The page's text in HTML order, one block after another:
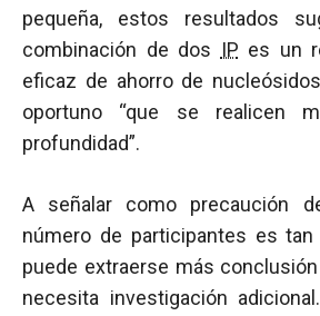
pequeña, estos resultados
combinación de dos IP es un
eficaz de ahorro de
oportuno “que se realicen
profundidad”.
A señalar como precaución
número de participantes es
puede extraerse más
necesita investigación